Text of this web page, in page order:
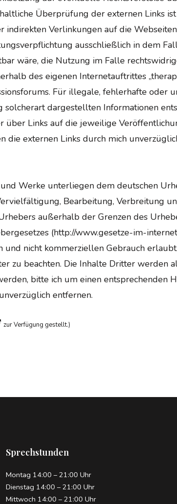
Überprüfung der externen Links
indirekten Verlinkungen auf die
ausschließlich in dem
wäre, die Nutzung im Falle
des eigenen Internetauftrittes
Für illegale, fehlerhafte oder
dargestellten Informationen
über Links auf die jeweilige
die externen Links durch mich
Werke unterliegen dem deutschen
Bearbeitung, Verbreitung
außerhalb der Grenzen des
(http://www.gesetze-im-
nicht kommerziellen Gebrauch
zu beachten. Die Inhalte Dritter werden
bitte ich um einen entsprechenden
entfernen.
zur Verfügung gestellt.)
Sprechstunden
Montag 14:00 – 21:00 Uhr
Dienstag 14:00 – 21:00 Uhr
Mittwoch 14:00 – 21:00 Uhr